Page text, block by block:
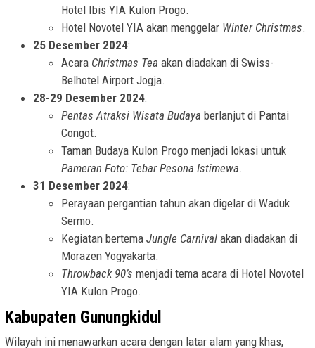
Hotel Ibis YIA Kulon Progo.
Hotel Novotel YIA akan menggelar Winter Christmas.
25 Desember 2024:
Acara Christmas Tea akan diadakan di Swiss-
Belhotel Airport Jogja.
28-29 Desember 2024:
Pentas Atraksi Wisata Budaya berlanjut di Pantai
Congot.
Taman Budaya Kulon Progo menjadi lokasi untuk
Pameran Foto: Tebar Pesona Istimewa.
31 Desember 2024:
Perayaan pergantian tahun akan digelar di Waduk
Sermo.
Kegiatan bertema Jungle Carnival akan diadakan di
Morazen Yogyakarta.
Throwback 90’s menjadi tema acara di Hotel Novotel
YIA Kulon Progo.
Kabupaten Gunungkidul
Wilayah ini menawarkan acara dengan latar alam yang khas,